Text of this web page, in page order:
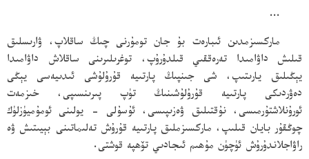
…
ماركسىزمدىن ئىبارەت بۇ جان تومۇرنى چىڭ ساقلاپ، ۋارىسلىق
قىلىش داۋامىدا تەرەققىي قىلدۇرۇپ، توغرىلىرىنى ساقلاش داۋامىدا
يېڭىلىق يارىتىپ، شى جىنپىڭ پارتىيە قۇرۇلۇشى ئىدىيەسى يېڭى
دەۋردىكى پارتىيە قۇرۇلۇشىنىڭ تۈپ پىرىنسىپى، خىزمەت
ئورۇنلاشتۇرمىسى، نۇقتىلىق ۋەزىپىسى، ئۇسۇلى - يولىنى ئومۇميۈزلۈك
چوڭقۇر بايان قىلىپ، ماركسىزملىق پارتىيە قۇرۇش تەلىماتىنى بېيىتىش ۋە
راۋاجلاندۇرۇش ئۈچۈن مۇھىم ئىجادىي تۆھپە قوشتى.